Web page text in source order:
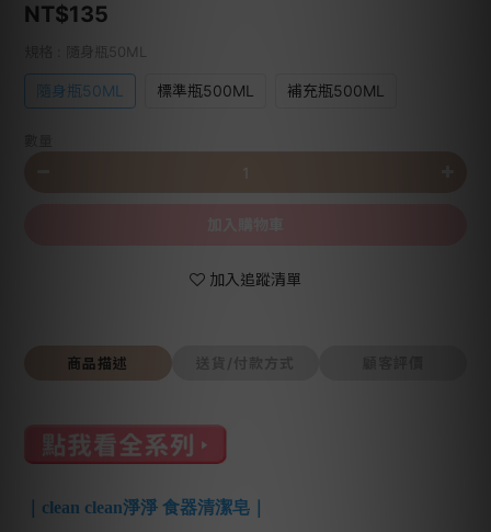
NT$135
: 隨身瓶50ML
隨身瓶50ML 標準瓶500ML 補充瓶500ML
加入追蹤清單
商品描述
｜clean clean淨淨 食器清潔皂｜